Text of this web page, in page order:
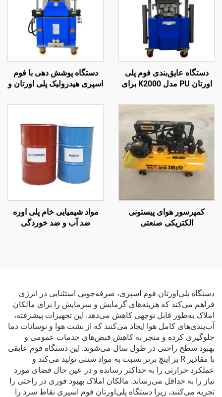
دستگاه عایق‌بندی فوم پلی
اورتان PU مدل K2000 برای
دستگاه پوشش دهی با فوم
اسپری هیدرولیک پلی اورتان و
گواهینامه CE
کمپرسور هوای پیستونی
الکتریکی صنعتی
مواد شیمیایی خام پلی اوره
ضد آب و ضد خوردگی
دستگاه پلی‌اورتان فوم اسپری، صرفه‌جویی استثنایی در انرژی
فراهم می‌کند که هزینه‌های گرمایش و سرمایش را برای مالکان
املاک به‌طور قابل توجهی کاهش می‌دهد. این تجهیزات پیشرفته،
آب‌بندی‌های کامل هوا ایجاد می‌کنند که از نشت هوا و نوسانات دما
جلوگیری کرده و منجر به کاهش قبض‌های خدمات عمومی و
بهبود سطح راحتی در طول سال می‌شوند. این دستگاه فوم عایقی
با مقادیر R بر اینچ برتر نسبت به مواد سنتی تولید می‌کند و
عملکرد حرارتی را به حداکثر رسانده و در عین حال فضای مورد
نیاز را به حداقل می‌رساند. مالکان املاک بهبود فوری در راحتی را
تجربه می‌کنند، زیرا دستگاه پلی‌اورتان فوم اسپری نقاط سرد را